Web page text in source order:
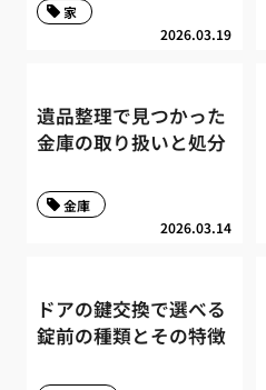
2026.03.19
家
遺品整理で見つかった
金庫の取り扱いと処分
2026.03.14
金庫
ドアの鍵交換で選べる
錠前の種類とその特徴